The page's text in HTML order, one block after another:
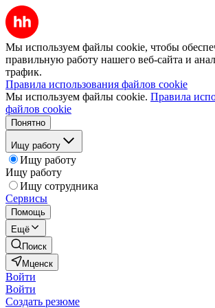
Мы используем файлы cookie, чтобы
правильную работу нашего веб-сайта и
трафик.
Правила использования файлов cookie
Мы используем файлы cookie. Правила
файлов cookie
Понятно
Ищу работу
Ищу работу
Ищу работу
Ищу сотрудника
Сервисы
Помощь
Ещё
Поиск
Мценск
Войти
Войти
Создать резюме